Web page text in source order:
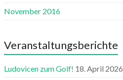
November 2016
Veranstaltungsberichte
Ludovicen zum Golf! 18. April 2026